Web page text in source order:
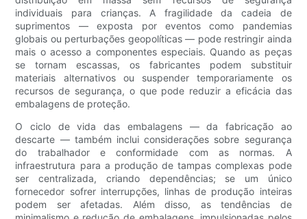
individuais para crianças. A fragilidade da cadeia de
suprimentos — exposta por eventos como pandemias
globais ou perturbações geopolíticas — pode restringir ainda
mais o acesso a componentes especiais. Quando as peças
se tornam escassas, os fabricantes podem substituir
materiais alternativos ou suspender temporariamente os
recursos de segurança, o que pode reduzir a eficácia das
embalagens de proteção.
O ciclo de vida das embalagens — da fabricação ao
descarte — também inclui considerações sobre segurança
do trabalhador e conformidade com as normas. A
infraestrutura para a produção de tampas complexas pode
ser centralizada, criando dependências; se um único
fornecedor sofrer interrupções, linhas de produção inteiras
podem ser afetadas. Além disso, as tendências de